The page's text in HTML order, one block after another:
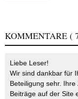
KOMMENTARE (
Liebe Leser!
Wir sind dankbar für
Beteiligung sehr.
Beiträge auf der Site